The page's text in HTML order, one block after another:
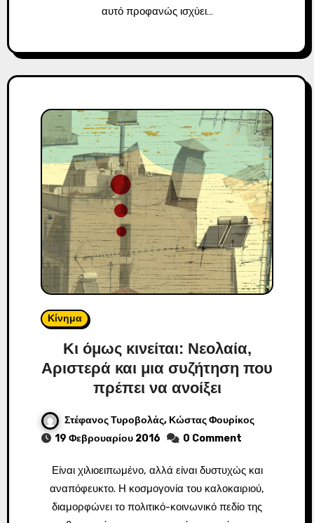
αυτό προφανώς ισχύει…
Κίνημα
Κι όμως κινείται: Νεολαία,
Αριστερά και μια συζήτηση που
πρέπει να ανοίξει
Στέφανος Τυροβολάς, Κώστας Φουρίκος
19 Φεβρουαρίου 2016
0 Comment
Είναι χιλιοειπωμένο, αλλά είναι δυστυχώς και
αναπόφευκτο. Η κοσμογονία του καλοκαιριού,
διαμορφώνει το πολιτικό-κοινωνικό πεδίο της